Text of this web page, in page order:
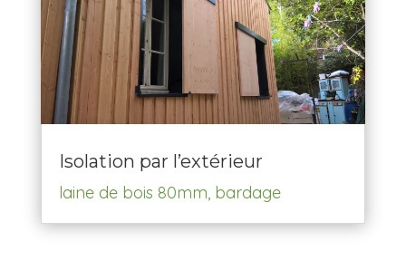
Isolation par l’extérieur
laine de bois 80mm, bardage